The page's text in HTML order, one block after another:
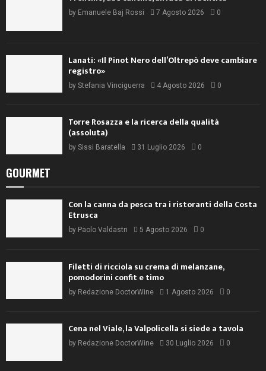
by Emanuele Baj Rossi 7 Agosto 2026 0
Lanati: «Il Pinot Nero dell’Oltrepò deve cambiare
registro»
by Stefania Vinciguerra 4 Agosto 2026 0
Torre Rosazza e la ricerca della qualità
(assoluta)
by Sissi Baratella 31 Luglio 2026 0
GOURMET
Con la canna da pesca tra i ristoranti della Costa
Etrusca
by Paolo Valdastri 5 Agosto 2026 0
Filetti di ricciola su crema di melanzane,
pomodorini confit e timo
by Redazione DoctorWine 1 Agosto 2026 0
Cena nel Viale, la Valpolicella si siede a tavola
by Redazione DoctorWine 30 Luglio 2026 0